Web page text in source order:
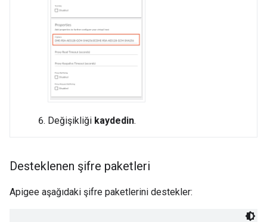
Değişikliği kaydedin.
Desteklenen şifre paketleri
Apigee aşağıdaki şifre paketlerini destekler: